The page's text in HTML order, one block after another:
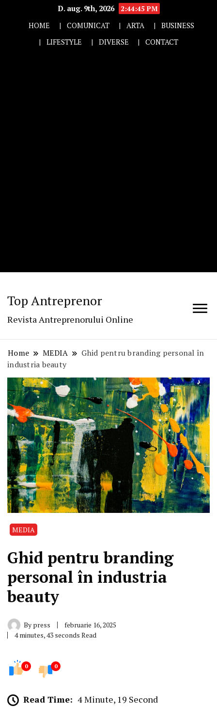
D. aug. 9th, 2026
2:44:46 PM
HOME
COMUNICAT ARTA
BUSINESS
LIFESTYLE
DIVERSE CONTACT
Top Antreprenor
Revista Antreprenorului Online
Home MEDIA
Ghid pentru branding personal în
industria beauty
MEDIA
Ghid pentru branding
personal în industria
beauty
By press
februarie 16, 2025
4 minutes, 43 seconds Read
0 0
Read Time: 4 Minute, 19 Second